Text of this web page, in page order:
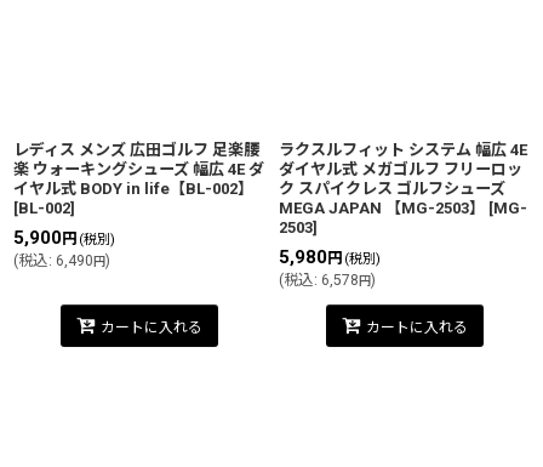
レディス メンズ 広田ゴルフ 足楽腰
楽 ウォーキングシューズ 幅広 4E ダ
イヤル式 BODY in life【BL-002】
[BL-002]
5,900円 (税別)
(税込: 6,490 円)
カートに入れる
ラクスルフィット システム 幅広 4E
ダイヤル式 メガゴルフ フリーロッ
ク スパイクレス ゴルフシューズ
MEGA JAPAN 【MG-2503】
[MG-
2503]
5,980円 (税別)
(税込: 6,578 円)
カートに入れる